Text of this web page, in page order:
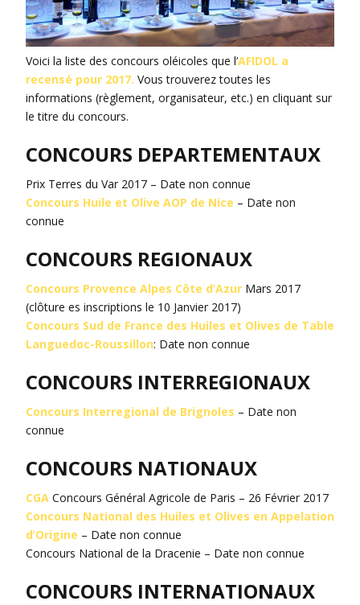
Voici la liste des concours oléicoles que l’AFIDOL a
recensé pour 2017. Vous trouverez toutes les
informations (règlement, organisateur, etc.) en cliquant sur
le titre du concours.
CONCOURS DEPARTEMENTAUX
Prix Terres du Var 2017 – Date non connue
Concours Huile et Olive AOP de Nice – Date non
connue
CONCOURS REGIONAUX
Concours Provence Alpes Côte d’Azur Mars 2017
(clôture es inscriptions le 10 Janvier 2017)
Concours Sud de France des Huiles et Olives de Table
Languedoc-Roussillon: Date non connue
CONCOURS INTERREGIONAUX
Concours Interregional de Brignoles – Date non
connue
CONCOURS NATIONAUX
CGA Concours Général Agricole de Paris – 26 Février 2017
Concours National des Huiles et Olives en Appelation
d’Origine – Date non connue
Concours National de la Dracenie – Date non connue
CONCOURS INTERNATIONAUX